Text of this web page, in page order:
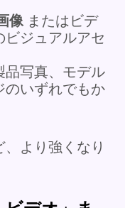
像またはビデ
ジュアルアセ
品写真、モデル
のいずれでもか
より強くなり